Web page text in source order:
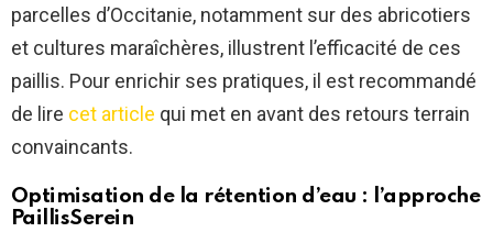
parcelles d’Occitanie, notamment sur des abricotiers
et cultures maraîchères, illustrent l’efficacité de ces
paillis. Pour enrichir ses pratiques, il est recommandé
de lire cet article qui met en avant des retours terrain
convaincants.
Optimisation de la rétention d’eau : l’approche
PaillisSerein